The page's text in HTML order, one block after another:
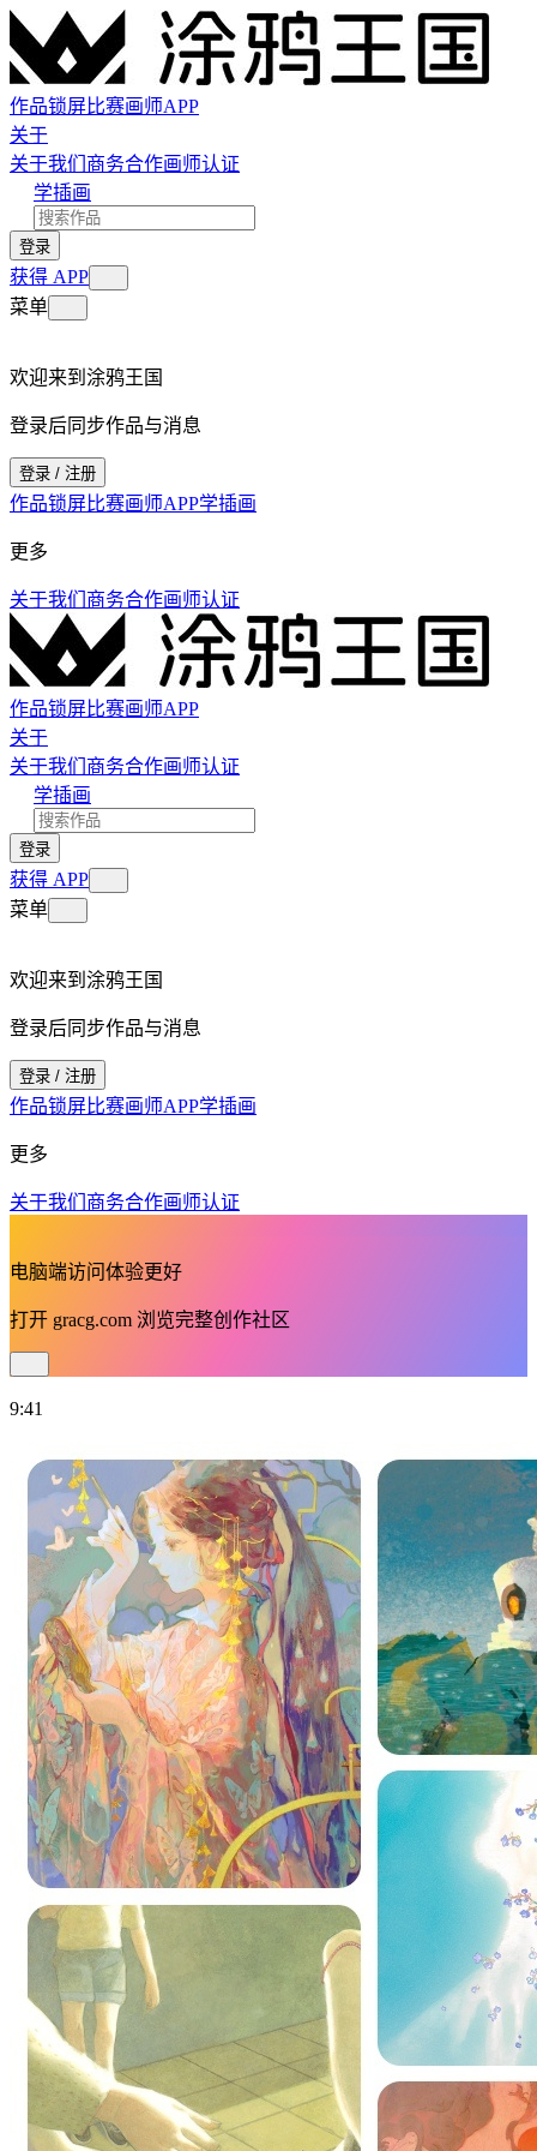
作品锁屏比赛画师APP
关于
关于我们 商务合作画师认证
学插画
登录
获得 APP
菜单
欢迎来到涂鸦王国
登录后同步作品与消息
登录 / 注册
作品锁屏比赛画师APP学插画
更多
关于我们 商务合作画师认证
作品锁屏比赛画师APP
关于
关于我们 商务合作画师认证
学插画
登录
获得 APP
菜单
欢迎来到涂鸦王国
登录后同步作品与消息
登录 / 注册
作品锁屏比赛画师APP学插画
更多
关于我们 商务合作画师认证
电脑端访问体验更好
打开 gracg.com 浏览完整创作社区
9:41